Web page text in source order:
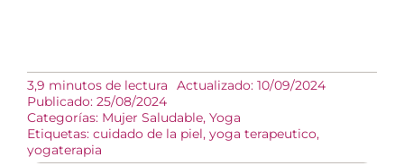
3,9 minutos de lectura
Actualizado: 10/09/2024
Publicado: 25/08/2024
Categorías: Mujer Saludable, Yoga
Etiquetas: cuidado de la piel, yoga terapeutico,
yogaterapia